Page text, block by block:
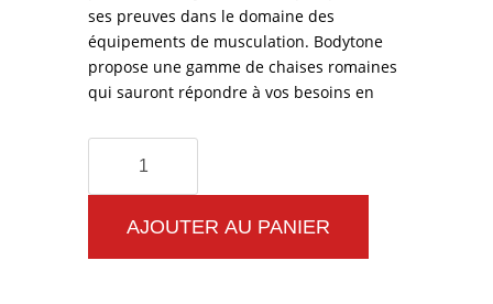
ses preuves dans le domaine des
équipements de musculation. Bodytone
propose une gamme de chaises romaines
qui sauront répondre à vos besoins en
quantité
de
Chaise
Romaine
AJOUTER AU PANIER